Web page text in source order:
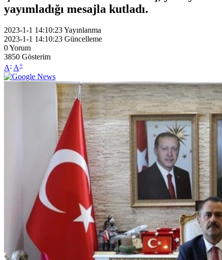
yayımladığı mesajla kutladı.
2023-1-1 14:10:23Yayınlanma
2023-1-1 14:10:23 Güncelleme
0Yorum
3850 Gösterim
A- A+